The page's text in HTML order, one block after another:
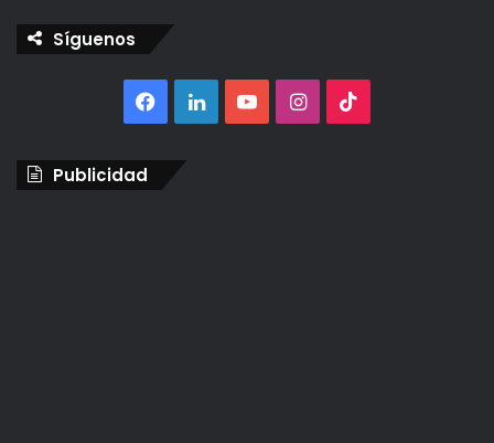
Síguenos
Facebook
LinkedInYouTubeInstagram
Publicidad